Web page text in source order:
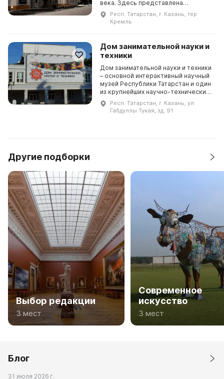
века. Здесь представлена
экспозиция, познакомит
посетителей со строением
Солнечной системы,
происхождением планет. Также
можно узнать о геологической
истории Татарстана и палеонтолог...
Респ. Татарстан, г. Казань, тер
Кремль
Дом занимательной науки и
техники
Дом занимательной науки и техники
– основной интерактивный научный
музей Республики Татарстан и один
из крупнейших научно-технических
центров для детей, молодежи и
взрослых в России. Идея создания
интерактивного центра
Респ. Татарстан, г. Казань, ул.
Габдуллы Тукая, зд. 91
Другие подборки
Выбор редакции
3 мест
Современное
искусство
3 мест
Блог
31 июля 2026 г.